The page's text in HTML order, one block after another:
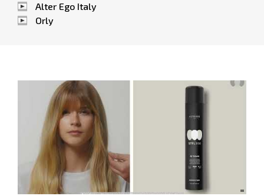
Alter Ego Italy
Orly